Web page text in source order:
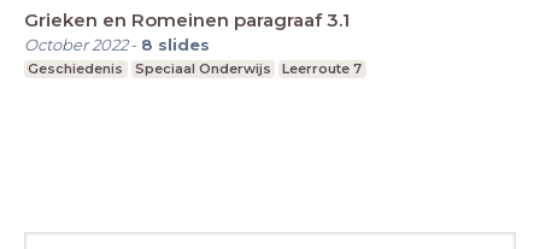
Grieken en Romeinen paragraaf 3.1
October 2022- 8 slides
Geschiedenis Speciaal Onderwijs Leerroute 7